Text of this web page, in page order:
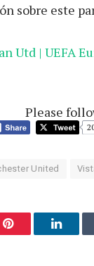
sobre este
Utd | UEFA
Please
United
Pinterest